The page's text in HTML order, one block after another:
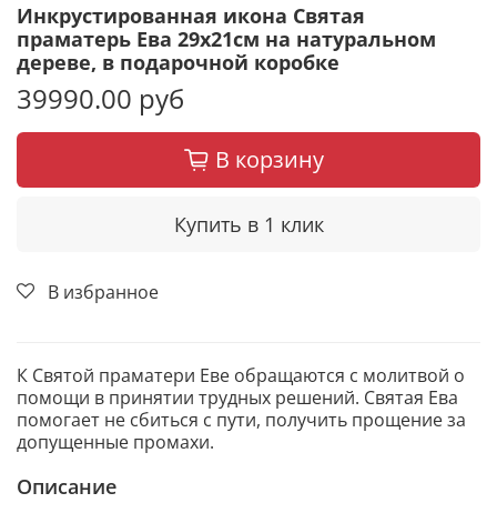
Инкрустированная икона Святая
праматерь Ева 29х21см на натуральном
дереве, в подарочной коробке
39990.00 руб
В корзину
Купить в 1 клик
В избранное
К Святой праматери Еве обращаются с молитвой о
помощи в принятии трудных решений. Святая Ева
помогает не сбиться с пути, получить прощение за
допущенные промахи.
Описание